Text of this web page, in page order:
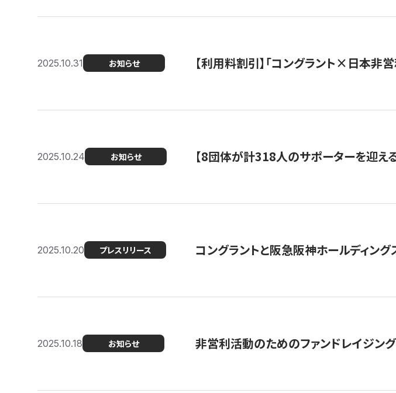
2025.10.31 お知らせ 【利用料割引】「コングラント×日本非
2025.10.24 お知らせ 【8団体が計318人のサポーターを迎え
2025.10.20 プレスリリース コングラントと阪急阪神ホールディング
2025.10.18 お知らせ 非営利活動のためのファンドレイジン